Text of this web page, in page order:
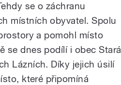
se o záchranu
místních obyvatel. Spolu
a pomohl místo
se dnes podílí i obec Stará
Lázních. Díky jejich úsilí
které připomíná